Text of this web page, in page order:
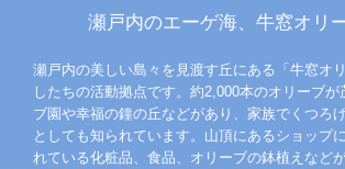
瀬戸内のエーゲ海、牛窓オリ
瀬戸内の美しい島々を見渡す丘にある「牛窓オ
したちの活動拠点です。約2,000本のオリーブが
ブ園や幸福の鐘の丘などがあり、家族でくつろ
としても知られています。山頂にあるショップ
れている化粧品、食品、オリーブの鉢植えなど